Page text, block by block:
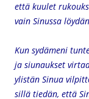
että kuulet
vain Sinussa
Kun sydämeni
ja siunaukset
ylistän Sinua
sillä tiedän, että